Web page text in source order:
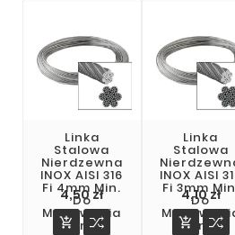
Linka
Stalowa
Nierdzewna
INOX AISI 316
Fi 4mm Min.
Do
Mocowania
Pomp
4,50 zł

Linka
Stalowa
INOX AISI
Fi 3mm
Do
Pomp
4,10 zł
